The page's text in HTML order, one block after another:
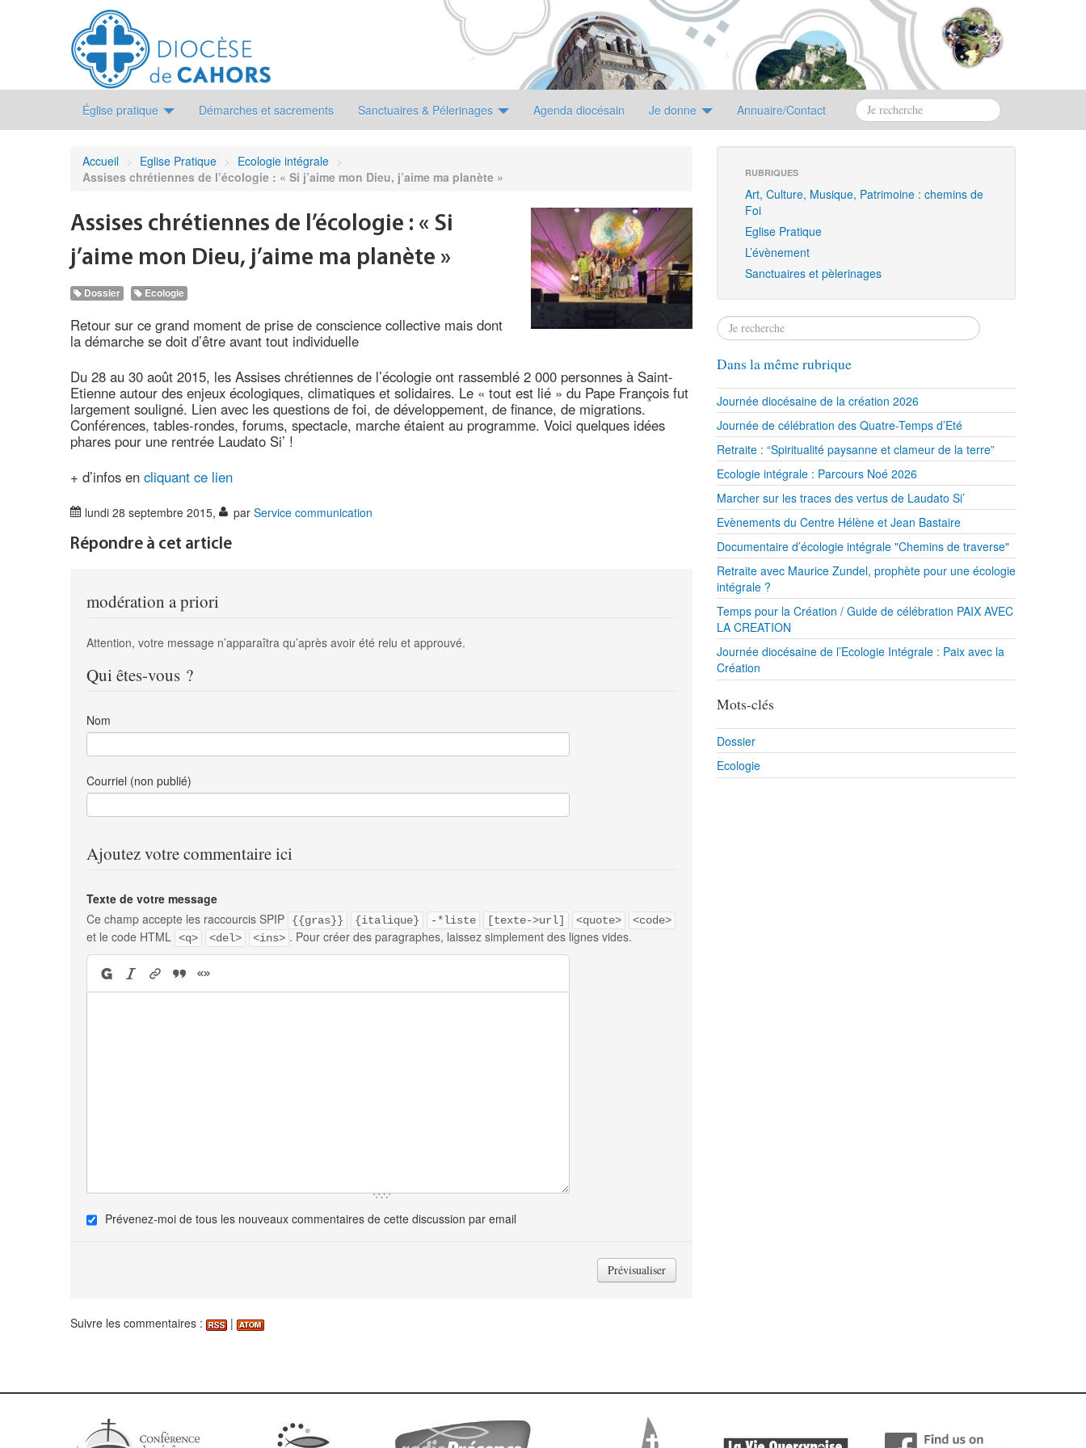
Église pratique Démarches et sacrements Sanctuaires & Pélerinages Agenda diocésain Je donne Annuaire/Contact
Accueil > Eglise Pratique > Ecologie intégrale >
Assises chrétiennes de l’écologie : « Si j’aime mon Dieu, j’aime ma planète »
Assises chrétiennes de l’écologie : « Si
j’aime mon Dieu, j’aime ma planète »
Dossier Ecologie
Retour sur ce grand moment de prise de conscience collective mais dont
la démarche se doit d’être avant tout individuelle
Du 28 au 30 août 2015, les Assises chrétiennes de l’écologie ont rassemblé 2 000 personnes à Saint-
Etienne autour des enjeux écologiques, climatiques et solidaires. Le « tout est lié » du Pape François fut
largement souligné. Lien avec les questions de foi, de développement, de finance, de migrations.
Conférences, tables-rondes, forums, spectacle, marche étaient au programme. Voici quelques idées
phares pour une rentrée Laudato Si’ !
+ d’infos en cliquant ce lien
lundi 28 septembre 2015, par Service communication
Répondre à cet article
modération a priori
Attention, votre message n’apparaîtra qu’après avoir été relu et approuvé.
Qui êtes-vous ?
Nom
Courriel (non publié)
Ajoutez votre commentaire ici
Texte de votre message
Ce champ accepte les raccourcis SPIP
{{gras}} {italique} -*liste [texte->url] <quote> <code>
et le code HTML <q> <del> <ins> . Pour créer des paragraphes, laissez simplement des lignes vides.
Prévenez-moi de tous les nouveaux commentaires de cette discussion par email
Suivre les commentaires : |
RUBRIQUES
Art, Culture, Musique, Patrimoine : chemins de
Foi
Eglise Pratique
L’évènement
Sanctuaires et pèlerinages
Dans la même rubrique
Journée diocésaine de la création 2026
Journée de célébration des Quatre-Temps d’Eté
Retraite : “Spiritualité paysanne et clameur de la terre”
Ecologie intégrale : Parcours Noé 2026
Marcher sur les traces des vertus de Laudato Si’
Evènements du Centre Hélène et Jean Bastaire
Documentaire d’écologie intégrale "Chemins de traverse"
Retraite avec Maurice Zundel, prophète pour une écologie
intégrale ?
Temps pour la Création / Guide de célébration PAIX AVEC
LA CREATION
Journée diocésaine de l’Ecologie Intégrale : Paix avec la
Création
Mots-clés
Dossier
Ecologie